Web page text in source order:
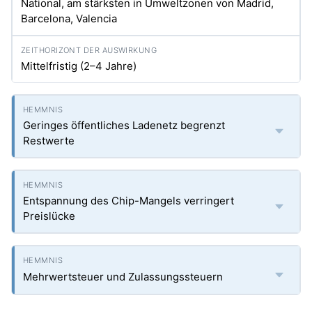
National, am stärksten in Umweltzonen von Madrid,
Barcelona, Valencia
Mittelfristig (2–4 Jahre)
Geringes öffentliches Ladenetz begrenzt
Restwerte
Entspannung des Chip-Mangels verringert
Preislücke
Mehrwertsteuer und Zulassungssteuern